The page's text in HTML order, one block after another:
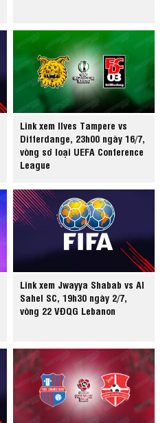
Link xem Ilves Tampere vs
Differdange, 23h00 ngày 16/7,
vòng sơ loại UEFA Conference
League
Link xem Jwayya Shabab vs Al
Sahel SC, 19h30 ngày 2/7,
vòng 22 VĐQG Lebanon